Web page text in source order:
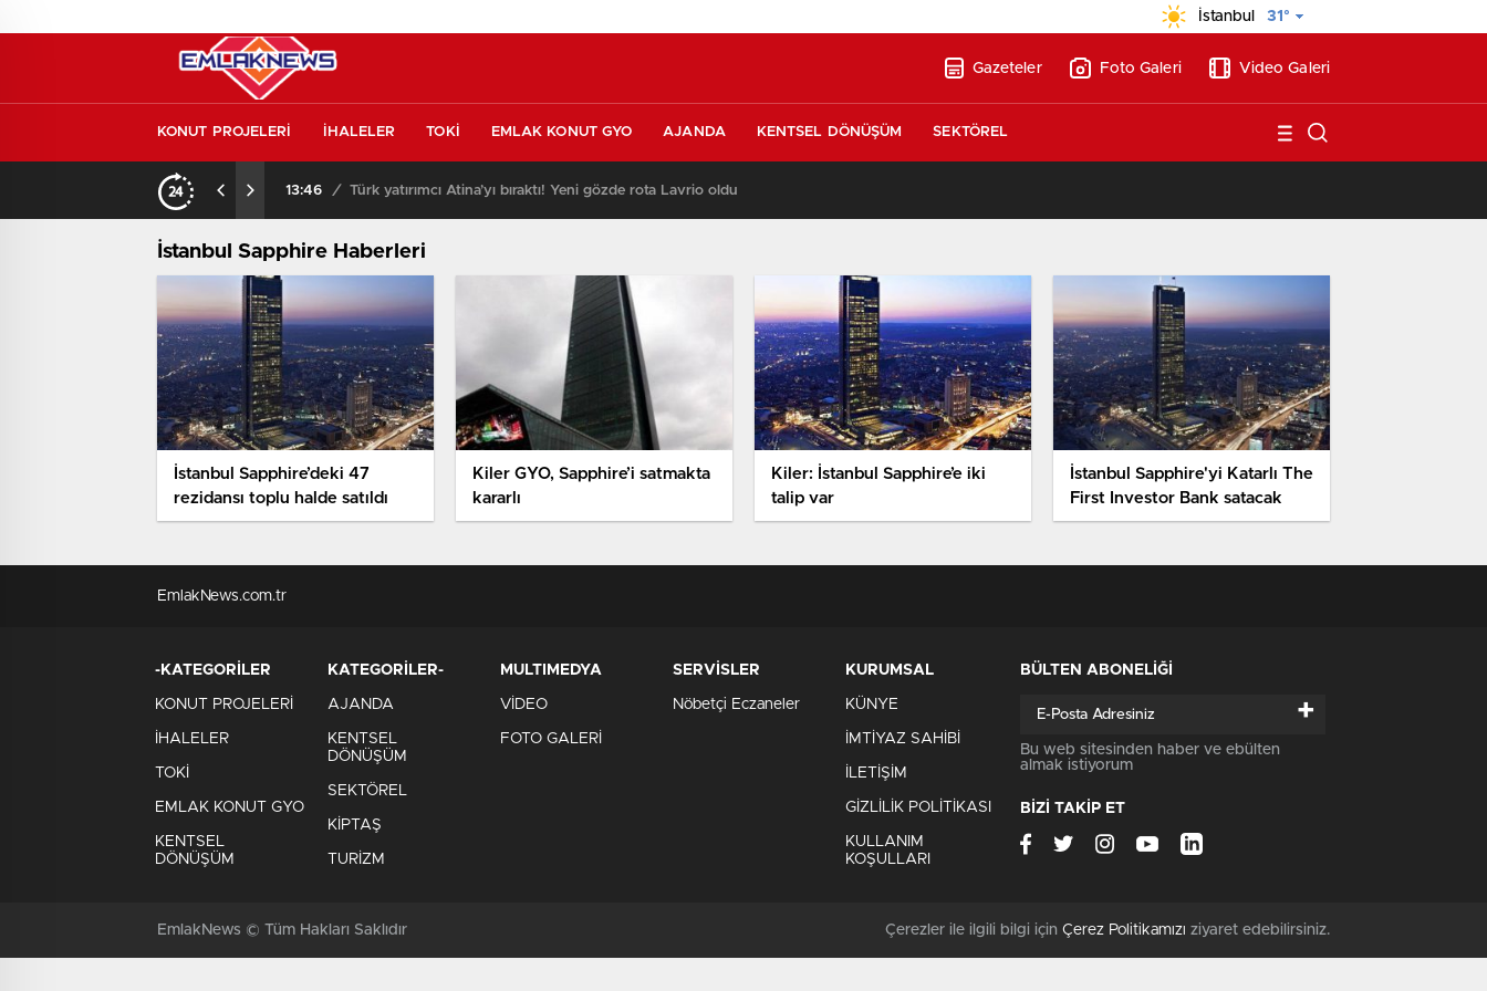
İstanbul 31°
Gazeteler Foto Galeri Video Galeri
KONUT PROJELERİ İHALELER TOKİ EMLAK KONUT GYO AJANDA KENTSEL DÖNÜŞÜM SEKTÖREL
13:46 / Türk yatırımcı Atina’yı bıraktı! Yeni gözde rota Lavrio oldu
İstanbul Sapphire Haberleri
İstanbul Sapphire’deki 47
rezidansı toplu halde satıldı
Kiler GYO, Sapphire’i satmakta
kararlı
Kiler: İstanbul Sapphire’e iki
talip var
İstanbul Sapphire'yi Katarlı The
First Investor Bank satacak
EmlakNews.com.tr
-KATEGORİLER
KONUT PROJELERİ
İHALELER
TOKİ
EMLAK KONUT GYO
KENTSEL
DÖNÜŞÜM
KATEGORİLER-
AJANDA
KENTSEL
DÖNÜŞÜM
SEKTÖREL
KİPTAŞ
TURİZM
MULTIMEDYA
VİDEO
FOTO GALERİ
SERVİSLER
Nöbetçi Eczaneler
KURUMSAL
KÜNYE
İMTİYAZ SAHİBİ
İLETİŞİM
GİZLİLİK POLİTİKASI
KULLANIM
KOŞULLARI
BÜLTEN ABONELİĞİ
+
Bu web sitesinden haber ve ebülten
almak istiyorum
BİZİ TAKİP ET
EmlakNews © Tüm Hakları Saklıdır Çerezler ile ilgili bilgi için Çerez Politikamızı ziyaret edebilirsiniz.